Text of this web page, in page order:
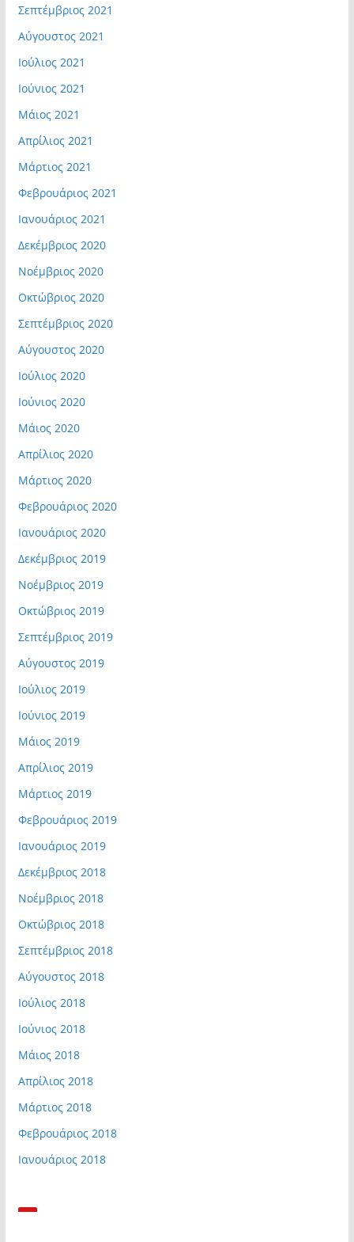
Σεπτέμβριος 2021
Αύγουστος 2021
Ιούλιος 2021
Ιούνιος 2021
Μάιος 2021
Απρίλιος 2021
Μάρτιος 2021
Φεβρουάριος 2021
Ιανουάριος 2021
Δεκέμβριος 2020
Νοέμβριος 2020
Οκτώβριος 2020
Σεπτέμβριος 2020
Αύγουστος 2020
Ιούλιος 2020
Ιούνιος 2020
Μάιος 2020
Απρίλιος 2020
Μάρτιος 2020
Φεβρουάριος 2020
Ιανουάριος 2020
Δεκέμβριος 2019
Νοέμβριος 2019
Οκτώβριος 2019
Σεπτέμβριος 2019
Αύγουστος 2019
Ιούλιος 2019
Ιούνιος 2019
Μάιος 2019
Απρίλιος 2019
Μάρτιος 2019
Φεβρουάριος 2019
Ιανουάριος 2019
Δεκέμβριος 2018
Νοέμβριος 2018
Οκτώβριος 2018
Σεπτέμβριος 2018
Αύγουστος 2018
Ιούλιος 2018
Ιούνιος 2018
Μάιος 2018
Απρίλιος 2018
Μάρτιος 2018
Φεβρουάριος 2018
Ιανουάριος 2018